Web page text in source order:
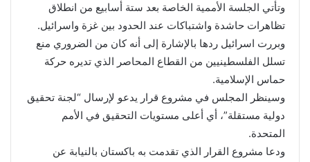
وتأتي الجلسة الأممية الخاصة بعد ستة أسابيع من انطلاق
تظاهرات حاشدة واشتباكات عند الحدود بين غزة واسرائيل.
وبررت اسرائيل ردها بالإشارة إلى أنه كان من الضروري منع
تسلل الفلسطينيين من القطاع المحاصر الذي تديره حركة
حماس الإسلامية.
وسينظر المجلس في مشروع قرار يدعو لإرسال “لجنة تحقيق
دولية مستقلة”، أي أعلى مستويات التحقيق في الأمم
المتحدة.
ودعا مشروع القرار الذي تقدمت به باكستان بالنيابة عن